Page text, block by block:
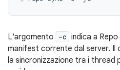
L'argomento -c indica a
manifest corrente dal server. Il
la sincronizzazione tra i thread